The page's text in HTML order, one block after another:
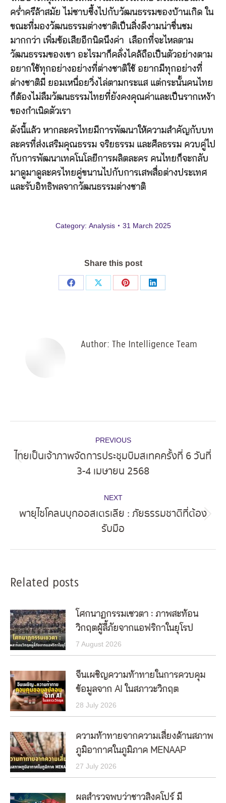
คร่ำครึล้าสมัย ไม่ซาบซึ้งไปกับวัฒนธรรมของบ้านเกิด ใน
ขณะที่มองวัฒนธรรมต่างชาติเป็นสิ่งดีงามน่าชื่นชม
มากกว่า เพิ่มข้อเสียอีกนิดนึงค่า เลือกที่จะไหลตาม
วัฒนธรรมของเขา อะไรมาก็คลั่งไคล้ถือเป็นตัวอย่างตาม
อยากใช้ทุกอย่างอย่างที่ต่างชาติใช้ อยากมีทุกอย่างที่
ต่างชาติมี ยอมเหนื่อยวิ่งไล่ตามกระแส แต่กระนั้นคนไทย
ก็ต้องไม่ลืมวัฒนธรรมไทยที่ยังคงคุณค่าและเป็นรากเหง้า
ของกำเนิดตัวเรา
ดังนี้แล้ว หากละครไทยมีการพัฒนาให้ความสำคัญกับบท
ละครที่ส่งเสริมคุณธรรม จริยธรรม และศีลธรรม ควบคู่ไป
กับการพัฒนาเทคโนโลยีการผลิตละคร คนไทยก็จะกลับ
มาดูมาดูละครไทยคู่ขนานไปกับการเสพสื่อต่างประเทศ
และรับอิทธิพลจากวัฒนธรรมต่างชาติ
Category: Analysis 31 March 2025
Share this post
Share
Share
Share
Share
Author: The Intelligence Team
navigation
PREVIOUS
Previous
post:
ไทยเป็นเจ้าภาพจัดการประชุมบิมสเทคครั้งที่ 6 วันที่
3-4 เมษายน 2568
NEXT
post:
พายุไซโคลนบุกออสเตรเลีย : ภัยธรรมชาติที่ต้อง
รับมือ
Related posts
โศกนาฏกรรมเซวตา : ภาพสะท้อน
วิกฤตผู้ลี้ภัยจากแอฟริกาในยุโรป
7 August 2026
จีนเผชิญความท้าทายในการควบคุม
ข้อมูลจาก AI ในสภาวะวิกฤต
28 July 2026
ความท้าทายจากความเสี่ยงด้านสภาพ
ภูมิอากาศในภูมิภาค MENAAP
27 July 2026
ผลสำรวจพบว่าชาวสิงคโปร์ มี